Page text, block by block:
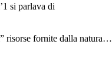
si parlava di
risorse fornite dalla natura…